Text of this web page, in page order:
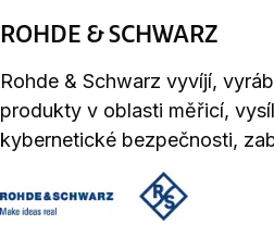
ROHDE & SCHWARZ
Rohde & Schwarz vyvíjí,
produkty v oblasti měřicí,
kybernetické bezpečnosti,